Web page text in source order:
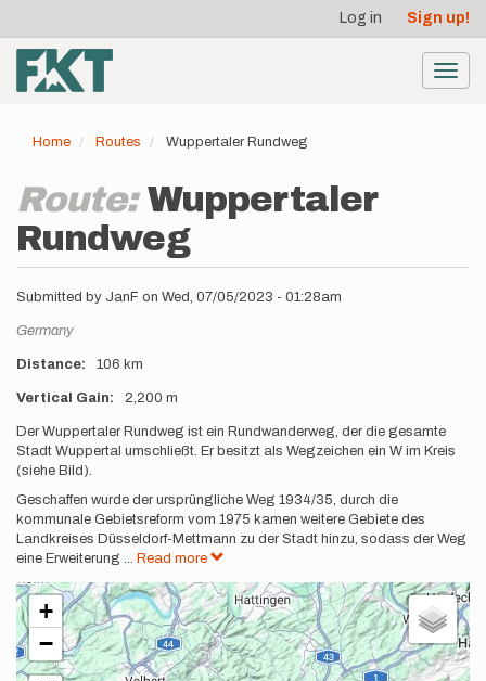
main
content
account
menu
Log in Sign up!
Home Routes Wuppertaler Rundweg
Route:Wuppertaler
Rundweg
Submitted by JanF on Wed, 07/05/2023 - 01:28am
Location
Germany
Distance 106 km
Vertical Gain 2,200 m
Description
Der Wuppertaler Rundweg ist ein Rundwanderweg, der die gesamte
Stadt Wuppertal umschließt. Er besitzt als Wegzeichen ein W im Kreis
(siehe Bild).
Geschaffen wurde der ursprüngliche Weg 1934/35, durch die
kommunale Gebietsreform vom 1975 kamen weitere Gebiete des
Landkreises Düsseldorf-Mettmann zu der Stadt hinzu, sodass der Weg
eine Erweiterung ... Read more
+
−